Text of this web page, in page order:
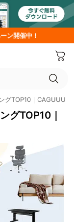
％OFF
グTOP10｜CAGUUU
グTOP10｜